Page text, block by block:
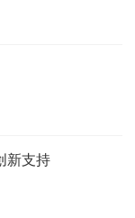
新支持